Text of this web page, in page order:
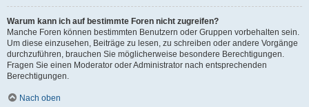
Warum kann ich auf bestimmte Foren nicht zugreifen?
Manche Foren können bestimmten Benutzern oder Gruppen vorbehalten sein.
Um diese einzusehen, Beiträge zu lesen, zu schreiben oder andere Vorgänge
durchzuführen, brauchen Sie möglicherweise besondere Berechtigungen.
Fragen Sie einen Moderator oder Administrator nach entsprechenden
Berechtigungen.
Nach oben